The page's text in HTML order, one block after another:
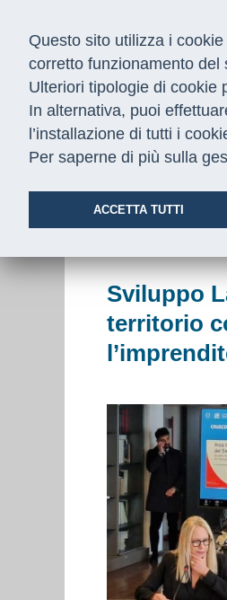
CHI
Home / Notizie /
Sviluppo
territorio
Questo sito utilizza i
corretto funzionamento del
Ulteriori tipologie di cookie
In alternativa, puoi
l’installazione di tutti i
Per saperne di più sulla
ACCETTA TUTTI